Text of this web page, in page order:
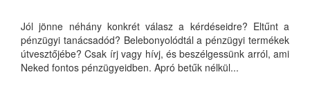
Jól jönne néhány konkrét válasz a kérdéseidre? Eltűnt a
pénzügyi tanácsadód? Belebonyolódtál a pénzügyi termékek
útvesztőjébe? Csak írj vagy hívj, és beszélgessünk arról, ami
Neked fontos pénzügyeidben. Apró betűk nélkül...